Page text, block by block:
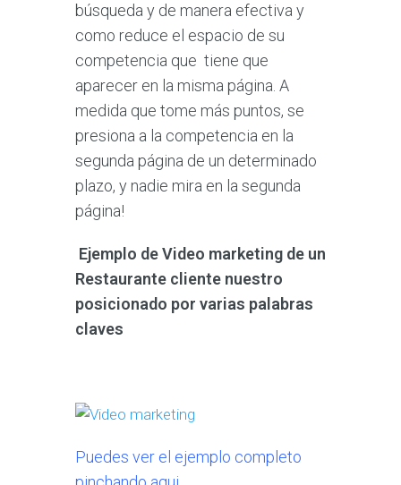
búsqueda y de manera efectiva y
como reduce el espacio de su
competencia que tiene que
aparecer en la misma página. A
medida que tome más puntos, se
presiona a la competencia en la
segunda página de un determinado
plazo, y nadie mira en la segunda
página!
Ejemplo de Video marketing de un
Restaurante cliente nuestro
posicionado por varias palabras
claves
Puedes ver el ejemplo completo